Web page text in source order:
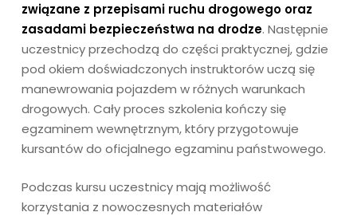
związane z przepisami ruchu drogowego oraz
zasadami bezpieczeństwa na drodze. Następnie
uczestnicy przechodzą do części praktycznej, gdzie
pod okiem doświadczonych instruktorów uczą się
manewrowania pojazdem w różnych warunkach
drogowych. Cały proces szkolenia kończy się
egzaminem wewnętrznym, który przygotowuje
kursantów do oficjalnego egzaminu państwowego.
Podczas kursu uczestnicy mają możliwość
korzystania z nowoczesnych materiałów